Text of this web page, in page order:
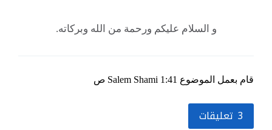
و السلام عليكم ورحمة من الله وبركاته.
قام بعمل الموضوع Salem Shami 1:41 ص
3 تعليقات